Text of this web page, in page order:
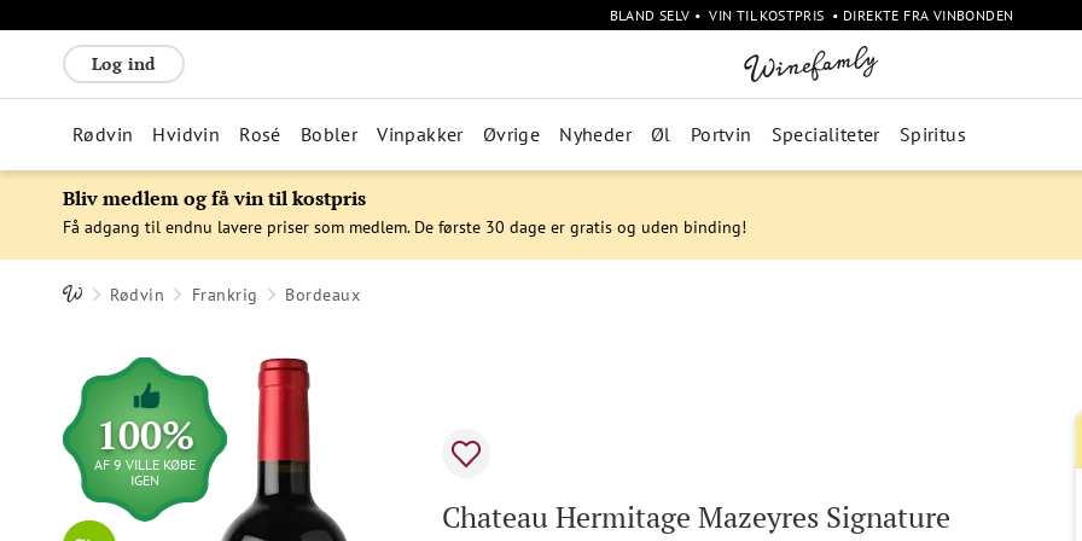
BLAND SELV • VIN TIL KOSTPRIS • DIREKTE FRA VINBONDEN
Log ind
Rødvin Hvidvin Rosé Bobler Vinpakker Øvrige Nyheder Øl Portvin Specialiteter Spiritus
Bliv medlem og få vin til kostpris
Få adgang til endnu lavere priser som medlem. De første 30 dage er gratis og uden binding!
Rødvin Frankrig Bordeaux
Chateau Hermitage Mazeyres Signature
100%
AF 9 VILLE KØBE
IGEN